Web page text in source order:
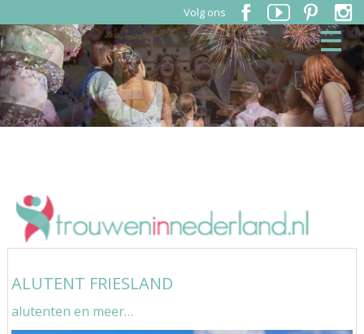
Volg ons
ALUTENT FRIESLAND
alutenten en meer…